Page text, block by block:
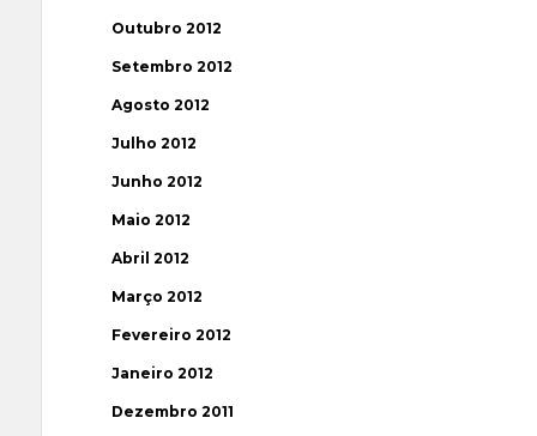
Outubro 2012
Setembro 2012
Agosto 2012
Julho 2012
Junho 2012
Maio 2012
Abril 2012
Março 2012
Fevereiro 2012
Janeiro 2012
Dezembro 2011